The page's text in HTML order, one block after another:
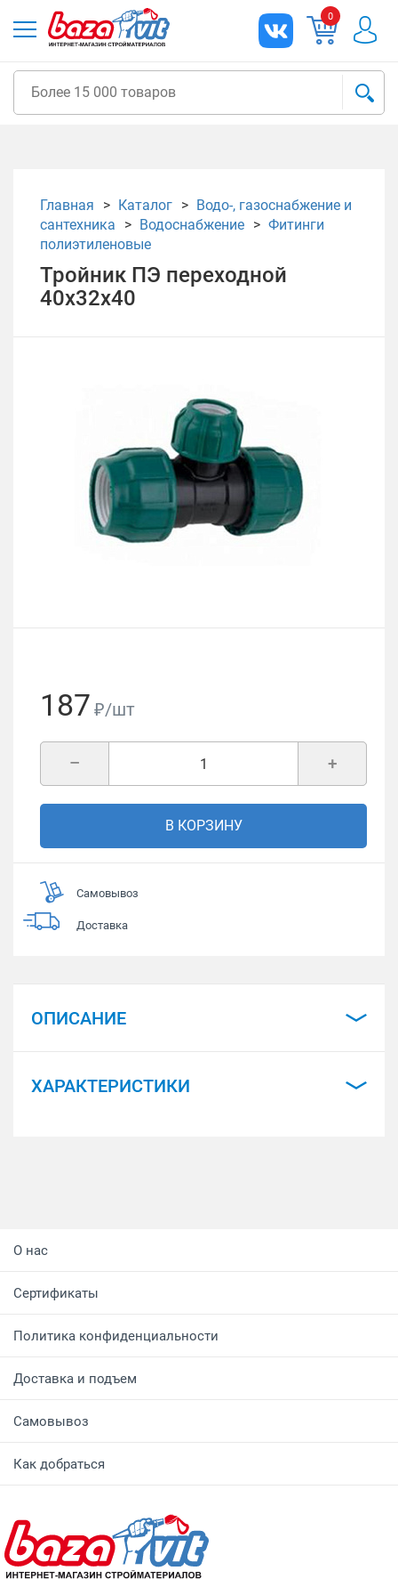
0
Главная Каталог
Водо-, газоснабжение и
сантехника
Водоснабжение
Фитинги
полиэтиленовые
Тройник ПЭ переходной
40х32х40
187 ₽/шт
+
–
В КОРЗИНУ
Самовывоз
Доставка
ОПИСАНИЕ
ХАРАКТЕРИСТИКИ
О нас
Сертификаты
Политика конфиденциальности
Доставка и подъем
Самовывоз
Как добраться